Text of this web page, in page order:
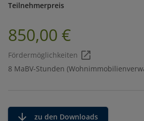
Teilnehmerpreis
850,00 €
Fördermöglichkeiten
8 MaBV-Stunden
zu den Downloads